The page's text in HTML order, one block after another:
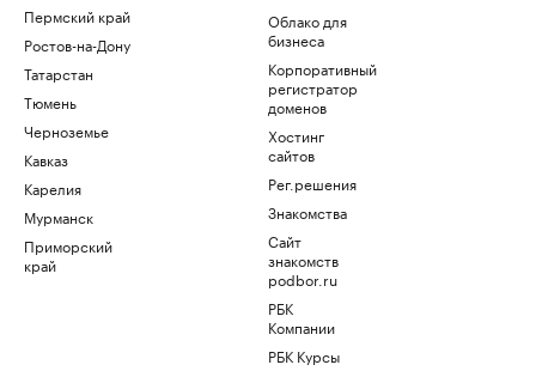
Пермский край
Ростов-на-Дону
Татарстан
Тюмень
Черноземье
Кавказ
Карелия
Мурманск
Приморский
край
Облако для
бизнеса
Корпоративный
регистратор
доменов
Хостинг
сайтов
Рег.решения
Знакомства
Сайт
знакомств
podbor.ru
РБК
Компании
РБК Курсы